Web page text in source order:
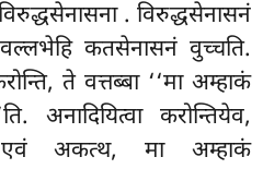
. विरुद्धसेनासनं
कतसेनासनं वुच्चति.
ते वत्तब्बा ‘‘मा अम्हाकं
अनादियित्वा करोन्तियेव,
एवं अकत्थ, मा अम्हाकं